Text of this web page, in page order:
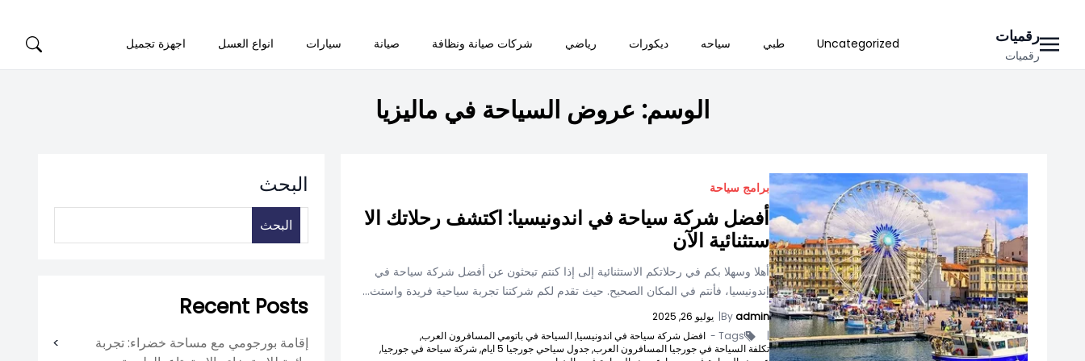
content
رقميات
رقميات
Uncategorized طبي سياحه ديكورات رياضي شركات صيانة ونظافة صيانة سيارات انواع العسل اجهزة تجميل
الوسم: عروض السياحة في ماليزيا
برامج سياحة
أفضل شركة سياحة في اندونيسيا: اكتشف رحلاتك الا
ستثنائية الآن
أهلا وسهلا بكم في رحلاتكم الاستثنائية إلى إذا كنتم تبحثون عن أفضل شركة سياحة في
إندونيسيا، فأنتم في المكان الصحيح. حيث تقدم لكم شركتنا تجربة سياحية فريدة واستث...
Byadmin
| يوليو 26, 2025
|
Tags - افضل شركة سياحة في اندونيسيا,السياحة في باتومي المسافرون العرب,
تكلفة السياحة في جورجيا المسافرون العرب,جدول سياحي جورجيا 5 ايام,
شركة سياحة في جورجيا,
البحث
البحث
Recent Posts
إقامة بورجومي مع مساحة خضراء: تجربة